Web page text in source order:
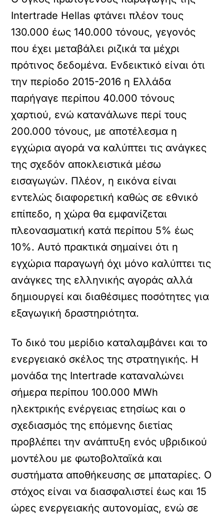
Intertrade Hellas φτάνει πλέον τους
130.000 έως 140.000 τόνους, γεγονός
που έχει μεταβάλει ριζικά τα μέχρι
πρότινος δεδομένα. Ενδεικτικό είναι ότι
την περίοδο 2015-2016 η Ελλάδα
παρήγαγε περίπου 40.000 τόνους
χαρτιού, ενώ κατανάλωνε περί τους
200.000 τόνους, με αποτέλεσμα η
εγχώρια αγορά να καλύπτει τις ανάγκες
της σχεδόν αποκλειστικά μέσω
εισαγωγών. Πλέον, η εικόνα είναι
εντελώς διαφορετική καθώς σε εθνικό
επίπεδο, η χώρα θα εμφανίζεται
πλεονασματική κατά περίπου 5% έως
10%. Αυτό πρακτικά σημαίνει ότι η
εγχώρια παραγωγή όχι μόνο καλύπτει τις
ανάγκες της ελληνικής αγοράς αλλά
δημιουργεί και διαθέσιμες ποσότητες για
εξαγωγική δραστηριότητα.
Το δικό του μερίδιο καταλαμβάνει και το
ενεργειακό σκέλος της στρατηγικής. Η
μονάδα της Intertrade καταναλώνει
σήμερα περίπου 100.000 MWh
ηλεκτρικής ενέργειας ετησίως και ο
σχεδιασμός της επόμενης διετίας
προβλέπει την ανάπτυξη ενός υβριδικού
μοντέλου με φωτοβολταϊκά και
συστήματα αποθήκευσης σε μπαταρίες. Ο
στόχος είναι να διασφαλιστεί έως και 15
ώρες ενεργειακής αυτονομίας, ενώ σε